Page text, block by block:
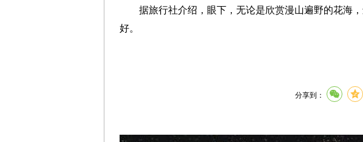
据旅行社介绍，眼下，无论是欣赏漫山遍野的花海，
好。
分享到：